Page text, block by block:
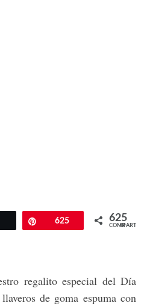
Twittear Pin625 625
COMPARTIR
regalito especial del Día
de goma espuma con